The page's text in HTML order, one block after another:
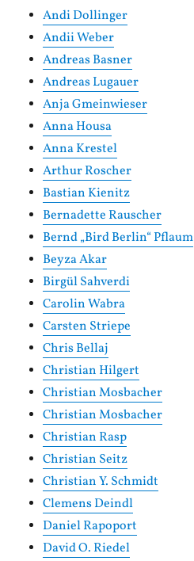
Andi Dollinger
Andii Weber
Andreas Basner
Andreas Lugauer
Anja Gmeinwieser
Anna Housa
Anna Krestel
Arthur Roscher
Bastian Kienitz
Bernadette Rauscher
Bernd „Bird Berlin“ Pflaum
Beyza Akar
Birgül Sahverdi
Carolin Wabra
Carsten Striepe
Chris Bellaj
Christian Hilgert
Christian Mosbacher
Christian Mosbacher
Christian Rasp
Christian Seitz
Christian Y. Schmidt
Clemens Deindl
Daniel Rapoport
David O. Riedel